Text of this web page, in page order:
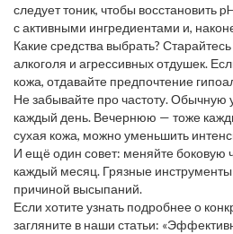
аппараты и специальные
в кожу.
следует тоник, чтобы восстановить
с активными ингредиентами и,
Какие средства выбрать?
алкоголя и агрессивных отдушек.
кожа, отдавайте предпочтение
Для жирной кожи ищите
и «масло‑свободные» (oil‑free)
Не забывайте про частоту. Обычную
каждый день. Вечернюю — тоже
сухая кожа, можно уменьшить
процедуры до 3‑4 раз в неделю,
молочком.
И ещё один совет: меняйте боковую
каждый месяц. Грязные инструменты
причиной высыпаний.
Если хотите узнать подробнее о
загляните в наши статьи: